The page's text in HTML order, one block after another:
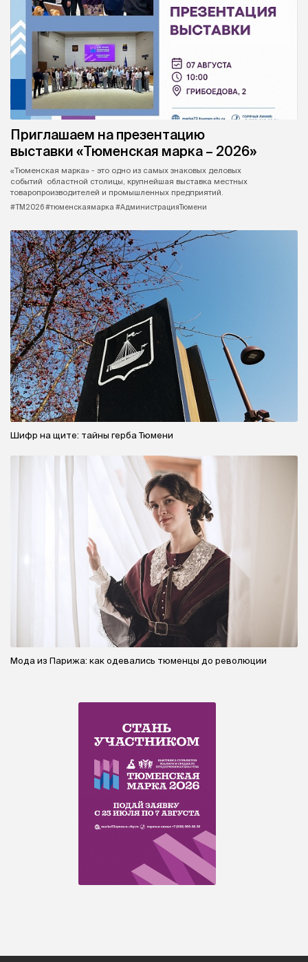
Приглашаем на презентацию
выставки «Тюменская марка – 2026»
«Тюменская марка» - это одно из самых знаковых деловых
событий областной столицы, крупнейшая выставка местных
товаропроизводителей и промышленных предприятий.
#ТМ2026 #тюменскаямарка #АдминистрацияТюмени
Шифр на щите: тайны герба Тюмени
Мода из Парижа: как одевались тюменцы до революции